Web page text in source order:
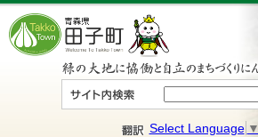
Select Language ▼